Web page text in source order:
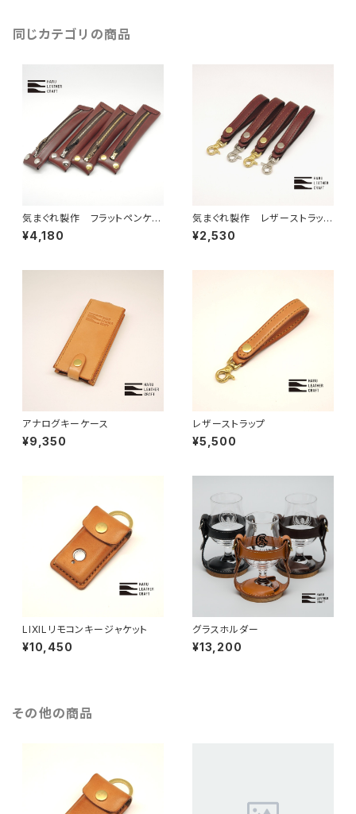
同じカテゴリの商品
気まぐれ製作 フラットペンケー
ス（栃木サドルワイン）
¥4,180
気まぐれ製作 レザーストラップ
(栃木サドルワイン)
¥2,530
アナログキーケース
¥9,350
レザーストラップ
¥5,500
LIXILリモコンキージャケット
¥10,450
グラスホルダー
¥13,200
その他の商品